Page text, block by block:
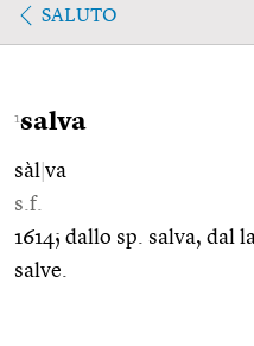
SALUTO
1salva
sàl va
s.f.
1614; dallo sp. salva, dal
salve.